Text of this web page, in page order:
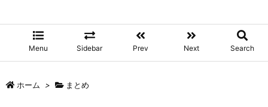
Menu Sidebar Prev Next Search
ホーム > まとめ